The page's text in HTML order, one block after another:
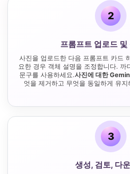
2
프롬프트 업로드 및
사진을 업로드한 다음 프롬프트 카드
요한 경우 객체 설명을 조정합니다. 까
문구를 사용하세요.사진에 대한
엇을 제거하고 무엇을 동일하게 유
3
생성, 검토, 다